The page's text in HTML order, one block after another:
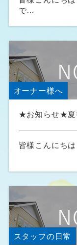
で…
オーナー様へ
★お知らせ★夏
皆様こんにち
スタッフの日常